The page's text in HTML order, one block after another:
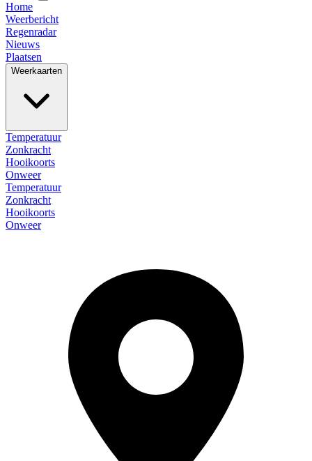
Home
Weerbericht
Regenradar
Nieuws
Plaatsen
Weerkaarten
Temperatuur
Zonkracht
Hooikoorts
Onweer
Temperatuur
Zonkracht
Hooikoorts
Onweer